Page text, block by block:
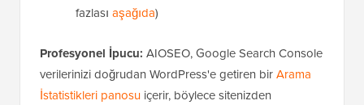
fazlası aşağıda)
Profesyonel İpucu: AIOSEO, Google Search Console
verilerinizi doğrudan WordPress'e getiren birArama
İstatistikleri panosu içerir, böylece sitenizden